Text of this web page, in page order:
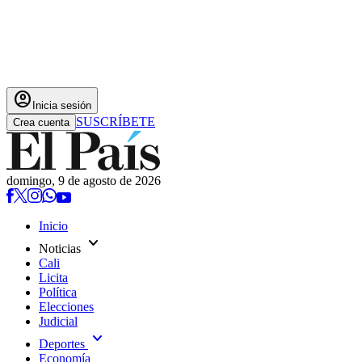
account_circle Inicia sesión
Crea cuenta SUSCRÍBETE
domingo, 9 de agosto de 2026
Inicio
Noticias expand_more
Cali
Licita
Política
Elecciones
Judicial
Deportes expand_more
Economía